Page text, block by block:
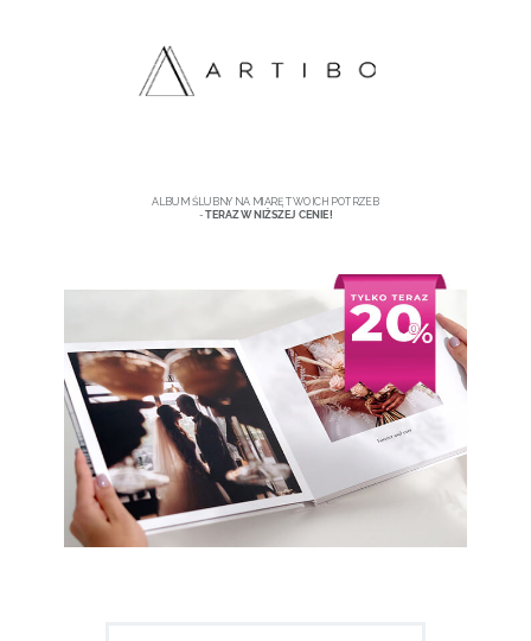
ALBUM ŚLUBNY NA MIARĘ TWOICH POTRZEB
-TERAZ W NIŻSZEJ CENIE!